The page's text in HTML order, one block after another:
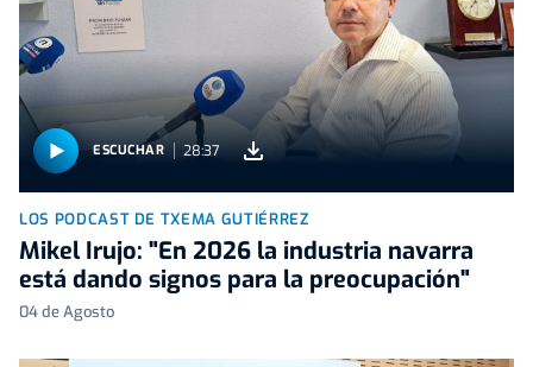
ESCUCHAR 28:37
LOS PODCAST DE TXEMA GUTIÉRREZ
Mikel Irujo: "En 2026 la industria navarra
está dando signos para la preocupación"
04 de Agosto